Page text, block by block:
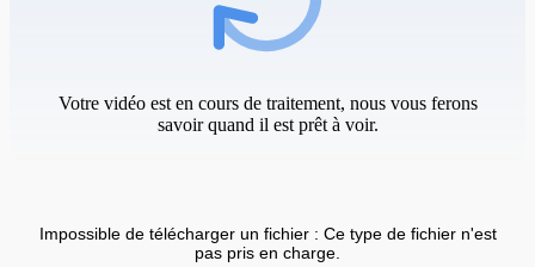
Votre vidéo est en cours de traitement, nous vous ferons
savoir quand il est prêt à voir.
Impossible de télécharger un fichier : Ce type de fichier n'est
pas pris en charge.